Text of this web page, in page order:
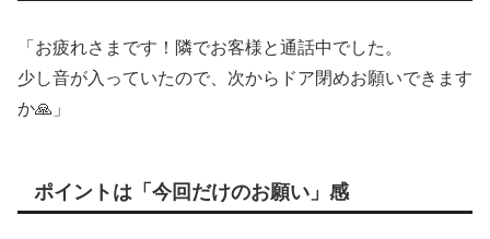
「お疲れさまです！隣でお客様と通話中でした。
少し音が入っていたので、次からドア閉めお願いできます
か🙏」
ポイントは「今回だけのお願い」感